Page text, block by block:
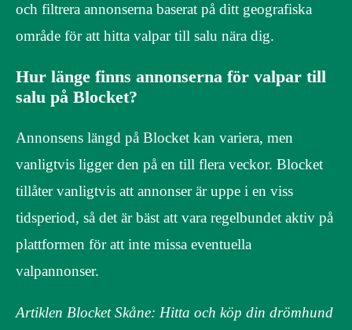
och filtrera annonserna baserat på ditt geografiska
område för att hitta valpar till salu nära dig.
Hur länge finns annonserna för valpar till
salu på Blocket?
Annonsens längd på Blocket kan variera, men
vanligtvis ligger den på en till flera veckor. Blocket
tillåter vanligtvis att annonser är uppe i en viss
tidsperiod, så det är bäst att vara regelbundet aktiv på
plattformen för att inte missa eventuella
valpannonser.
Artiklen Blocket Skåne: Hitta och köp din drömhund